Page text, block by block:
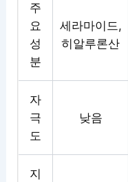
주
요
성
분
세라마이드,
히알루론산
자
극
도
낮음
지